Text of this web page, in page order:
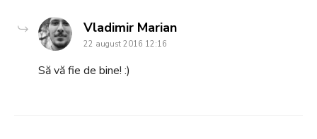
Vladimir Mariansays:
22 august 2016 12:16
Să vă fie de bine! :)